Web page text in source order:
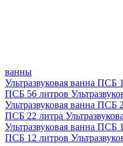
ванны
Ультразвуковая ванна ПСБ
ПСБ 56 литров
Ультразвуковая ванна ПСБ
ПСБ 22 литра
Ультразвуковая ванна ПСБ
ПСБ 12 литров